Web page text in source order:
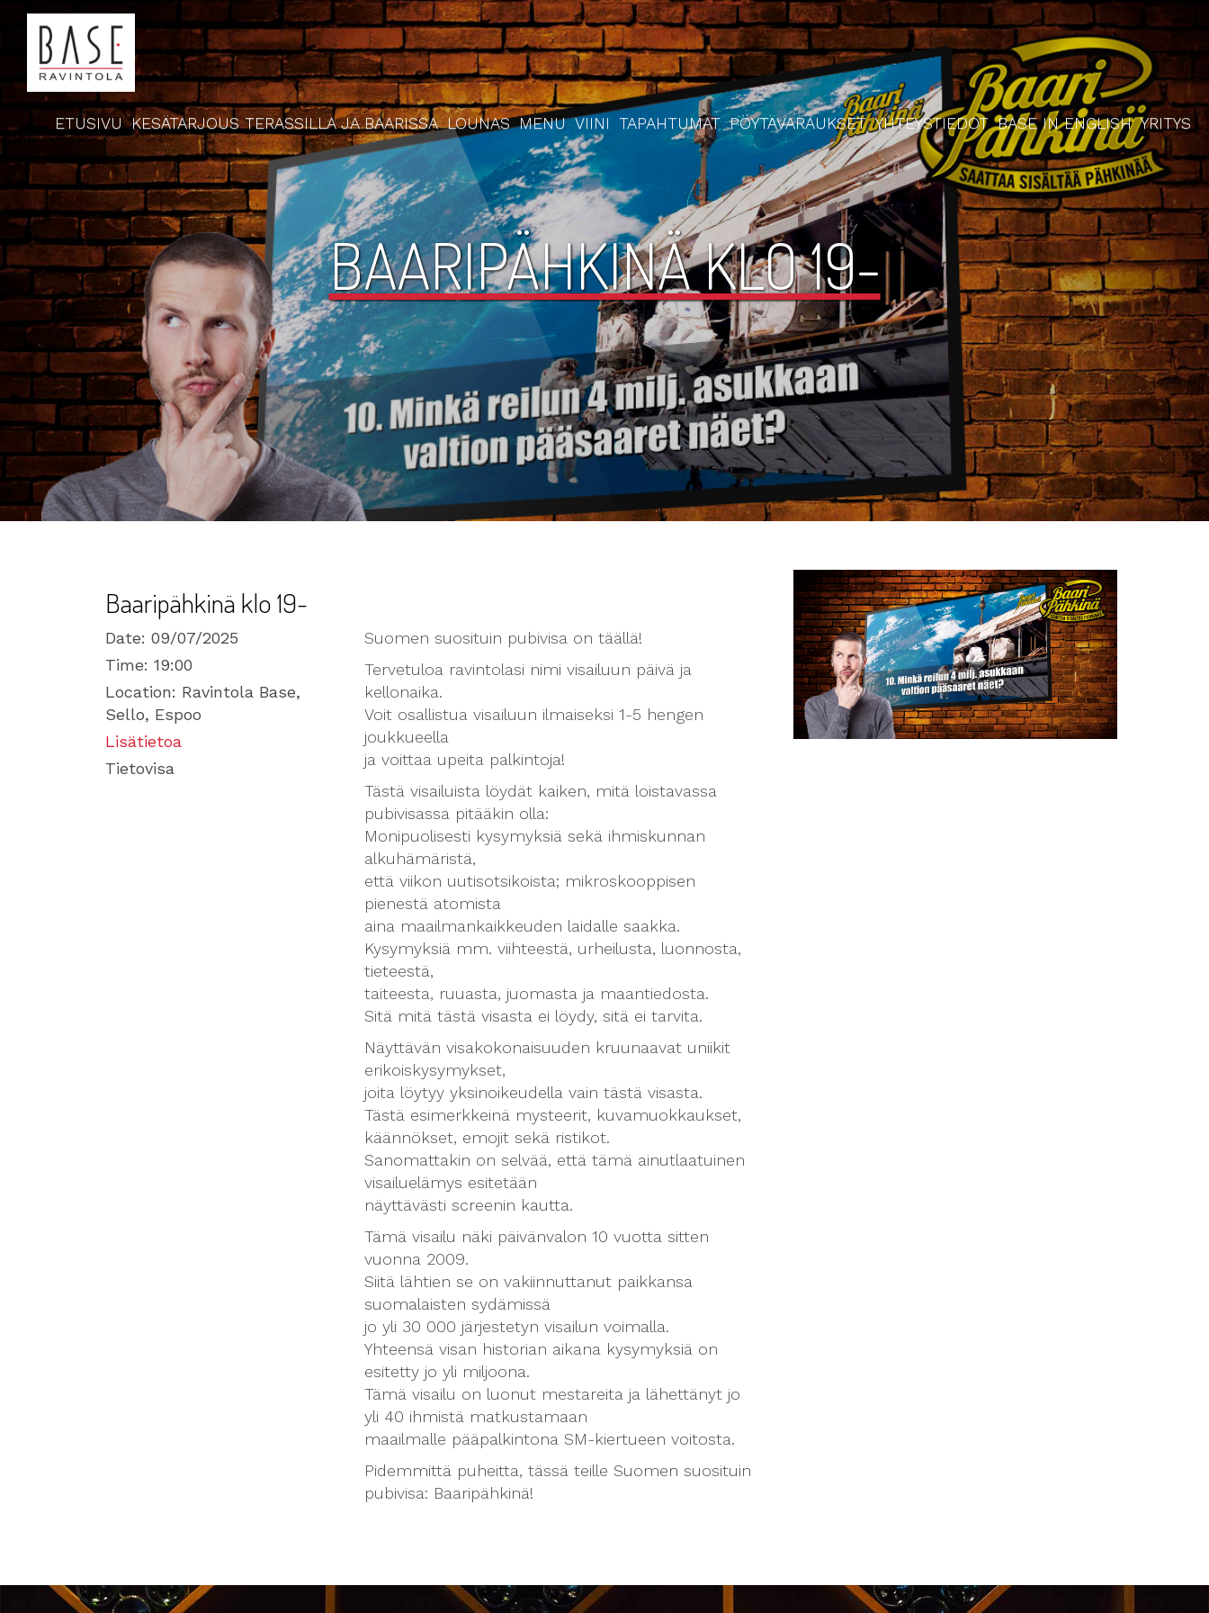
ETUSIVU KESÄTARJOUS TERASSILLA JA BAARISSA LOUNAS MENU VIINI TAPAHTUMAT PÖYTÄVARAUKSET YHTEYSTIEDOT BASE IN ENGLISH YRITYS
BAARIPÄHKINÄ KLO 19-
Baaripähkinä klo 19-
Date: 09/07/2025
Time: 19:00
Location: Ravintola Base,
Sello, Espoo
Lisätietoa
Tietovisa
Suomen suosituin pubivisa on täällä!
Tervetuloa ravintolasi nimi visailuun päivä ja
kellonaika.
Voit osallistua visailuun ilmaiseksi 1-5 hengen
joukkueella
ja voittaa upeita palkintoja!
Tästä visailuista löydät kaiken, mitä loistavassa
pubivisassa pitääkin olla:
Monipuolisesti kysymyksiä sekä ihmiskunnan
alkuhämäristä,
että viikon uutisotsikoista; mikroskooppisen
pienestä atomista
aina maailmankaikkeuden laidalle saakka.
Kysymyksiä mm. viihteestä, urheilusta, luonnosta,
tieteestä,
taiteesta, ruuasta, juomasta ja maantiedosta.
Sitä mitä tästä visasta ei löydy, sitä ei tarvita.
Näyttävän visakokonaisuuden kruunaavat uniikit
erikoiskysymykset,
joita löytyy yksinoikeudella vain tästä visasta.
Tästä esimerkkeinä mysteerit, kuvamuokkaukset,
käännökset, emojit sekä ristikot.
Sanomattakin on selvää, että tämä ainutlaatuinen
visailuelämys esitetään
näyttävästi screenin kautta.
Tämä visailu näki päivänvalon 10 vuotta sitten
vuonna 2009.
Siitä lähtien se on vakiinnuttanut paikkansa
suomalaisten sydämissä
jo yli 30 000 järjestetyn visailun voimalla.
Yhteensä visan historian aikana kysymyksiä on
esitetty jo yli miljoona.
Tämä visailu on luonut mestareita ja lähettänyt jo
yli 40 ihmistä matkustamaan
maailmalle pääpalkintona SM-kiertueen voitosta.
Pidemmittä puheitta, tässä teille Suomen suosituin
pubivisa: Baaripähkinä!